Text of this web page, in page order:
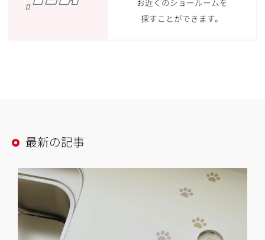
探すことができます。
最新の記事